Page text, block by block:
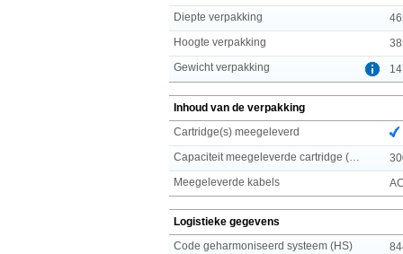
Diepte verpakking
Hoogte verpakking
Gewicht verpakking
Inhoud van de verpakking
Cartridge(s) meegeleverd
Meegeleverde kabels
Logistieke gegevens
Code geharmoniseerd systeem (HS)